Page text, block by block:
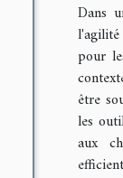
Dans
l'agilité
pour
être
les
aux